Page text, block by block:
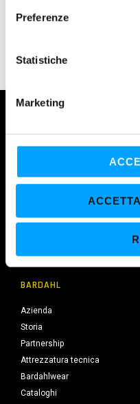
e
Preferenze
Statistiche
Marketing
Compatibile con i
catalitiche
Polo produttivo europeo su
BARDAHL
Azienda
Storia
Partnership
Attrezzatura tecnica
Bardahlwear
Cataloghi